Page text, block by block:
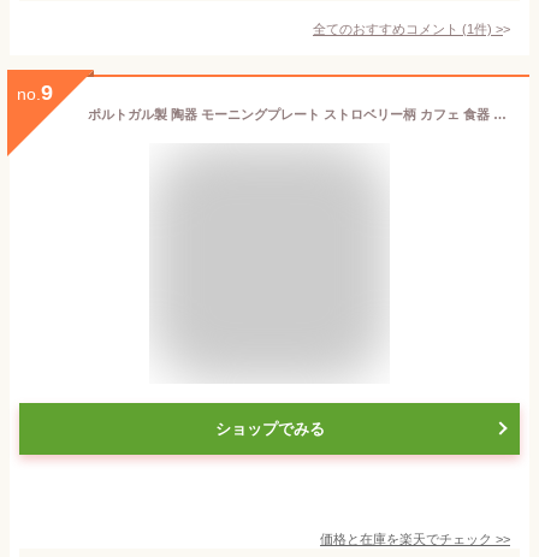
全てのおすすめコメント (1件) >
no. 9
ポルトガル製 陶器 モーニングプレート ストロベリー柄 カフェ 食器 イエロー ピーナツ型 朝食セット 手描き 手作り 26cmX17cm 洋食器 テーブルウェア 南欧 皿 europe_plum pfa-24a-fs
ショップでみる
価格と在庫を楽天でチェック >>